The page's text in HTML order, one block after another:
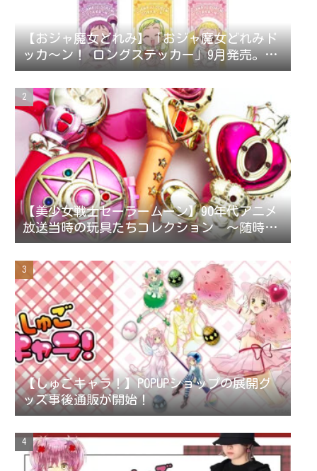
【おジャ魔女どれみ】「おジャ魔女どれみド
ッカ～ン！ ロングステッカー」9月発売。ス
テッカー全42種。
【美少女戦士セーラームーン】90年代アニメ
放送当時の玩具たちコレクション ～随時更
新～
【しゅごキャラ！】POPUPショップの展開グ
ッズ事後通販が開始！